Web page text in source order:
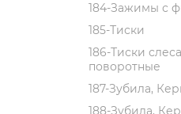
184-Зажимы с
185-Тиски
186-Тиски
поворотные
187-Зубила,
188-Зубила,